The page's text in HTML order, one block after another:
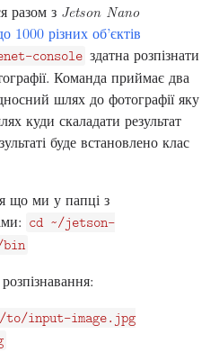
разом з Jetson Nano
1000 різних об’єктів
console здатна розпізнати
Команда приймає два
шлях до фотографії яку
куди скаладати результат
буде встановлено клас
що ми у папці з
cd ~/jetson-
bin
to/input-image.jpg